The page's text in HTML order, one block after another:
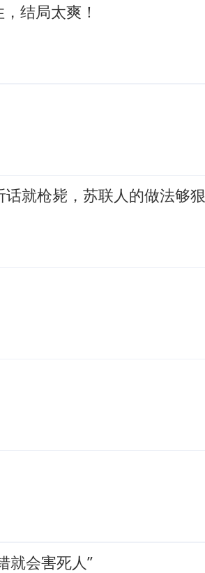
结局太爽！
就枪毙，苏联人的做法够狠
就会害死人”